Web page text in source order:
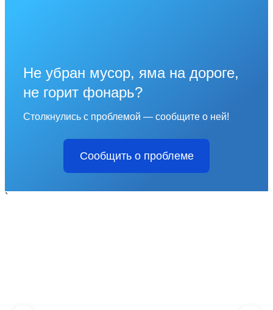
Не убран мусор, яма на дороге,
не горит фонарь?
Столкнулись с проблемой — сообщите о ней!
Сообщить о проблеме
`